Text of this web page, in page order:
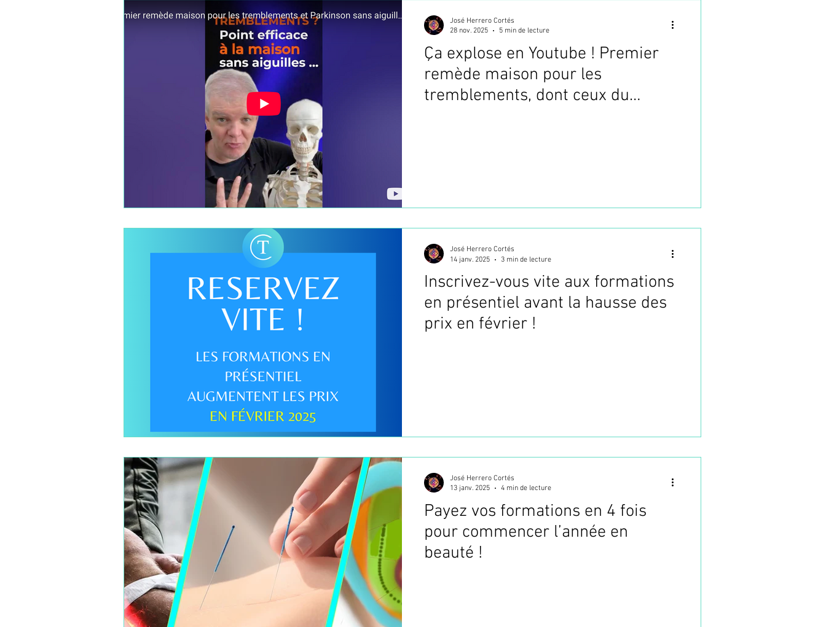
Ça explose en Youtube ! Premier
remède maison pour les
tremblements, dont ceux du
José Herrero Cortés
28 nov. 2025
5 min de lecture
Inscrivez-vous vite aux formations
en présentiel avant la hausse des
prix en février !
José Herrero Cortés
14 janv. 2025
3 min de lecture
Payez vos formations en 4 fois
pour commencer l’année en
beauté !
José Herrero Cortés
13 janv. 2025
4 min de lecture